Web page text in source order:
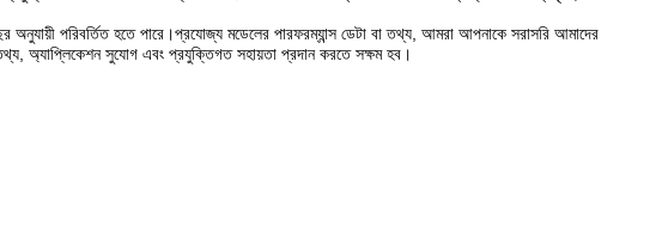
অনুযায়ী পরিবর্তিত হতে পারে।প্রযোজ্য মডেলের পারফরম্যান্স ডেটা বা তথ্য, আমরা আপনাকে সরাসরি আমাদের
অ্যাপ্লিকেশন সুযোগ এবং প্রযুক্তিগত সহায়তা প্রদান করতে সক্ষম হব।